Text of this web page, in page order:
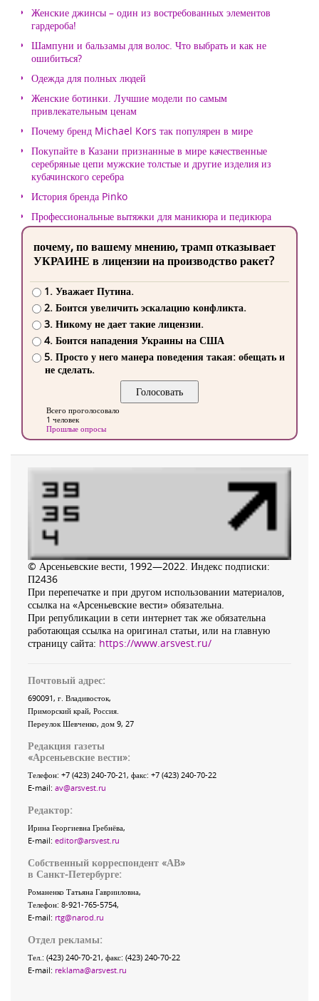
Женские джинсы – один из востребованных элементов
гардероба!
Шампуни и бальзамы для волос. Что выбрать и как не
ошибиться?
Одежда для полных людей
Женские ботинки. Лучшие модели по самым
привлекательным ценам
Почему бренд Michael Kors так популярен в мире
Покупайте в Казани признанные в мире качественные
серебряные цепи мужские толстые и другие изделия из
кубачинского серебра
История бренда Pinko
Профессиональные вытяжки для маникюра и педикюра
почему, по вашему мнению, трамп отказывает
УКРАИНЕ в лицензии на производство ракет?
1. Уважает Путина.
2. Боится увеличить эскалацию конфликта.
3. Никому не дает такие лицензии.
4. Боится нападения Украины на США
5. Просто у него манера поведения такая: обещать и
не сделать.
Всего проголосовало
1 человек
Прошлые опросы
© Арсеньевские вести, 1992—2022. Индекс подписки:
П2436
При перепечатке и при другом использовании материалов,
ссылка на «Арсеньевские вести» обязательна.
При републикации в сети интернет так же обязательна
работающая ссылка на оригинал статьи, или на главную
страницу сайта: https://www.arsvest.ru/
Почтовый адрес:
690091, г. Владивосток,
Приморский край, Россия.
Переулок Шевченко, дом 9, 27
Редакция газеты
«Арсеньевские вести»:
Телефон: +7 (423) 240-70-21, факс: +7 (423) 240-70-22
E-mail: av@arsvest.ru
Редактор:
Ирина Георгиевна Гребнёва,
E-mail: editor@arsvest.ru
Собственный корреспондент «АВ»
в Санкт-Петербурге:
Романенко Татьяна Гаврииловна,
Телефон: 8-921-765-5754,
E-mail: rtg@narod.ru
Отдел рекламы:
Тел.: (423) 240-70-21, факс: (423) 240-70-22
E-mail: reklama@arsvest.ru